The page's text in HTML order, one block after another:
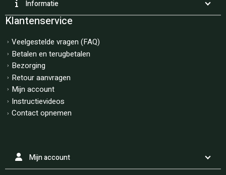
Informatie
Klantenservice
Veelgestelde vragen (FAQ)
Betalen en terugbetalen
Bezorging
Retour aanvragen
Mijn account
Instructievideos
Contact opnemen
Mijn account